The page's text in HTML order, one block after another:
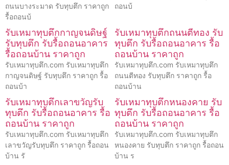
ถนนบางระมาด รับทุบตึก ราคาถูก
รื้อถอนบ้
ถอนบ้
รับเหมาทุบตึกกาญจนดิษฐ์
รับทุบตึก รับรื้อถอนอาคาร
รื้อถอนบ้าน ราคาถูก
รับเหมาทุบตึก.com รับเหมาทุบตึก
กาญจนดิษฐ์ รับทุบตึก ราคาถูก รื้อ
ถอนบ้า
รับเหมาทุบตึกถนนตีทอง รับ
ทุบตึก รับรื้อถอนอาคาร รื้อ
ถอนบ้าน ราคาถูก
รับเหมาทุบตึก.com รับเหมาทุบตึก
ถนนตีทอง รับทุบตึก ราคาถูก รื้อ
ถอนบ้าน
รับเหมาทุบตึกเลาขวัญรับ
ทุบตึก รับรื้อถอนอาคาร รื้อ
ถอนบ้าน ราคาถูก
รับเหมาทุบตึก.com รับเหมาทุบตึก
เลาขวัญรับทุบตึก ราคาถูก รื้อถอน
บ้าน รั
รับเหมาทุบตึกหนองคาย รับ
ทุบตึก รับรื้อถอนอาคาร รื้อ
ถอนบ้าน ราคาถูก
รับเหมาทุบตึก.com รับเหมาทุบตึก
หนองคาย รับทุบตึก ราคาถูก รื้อถอน
บ้าน ร